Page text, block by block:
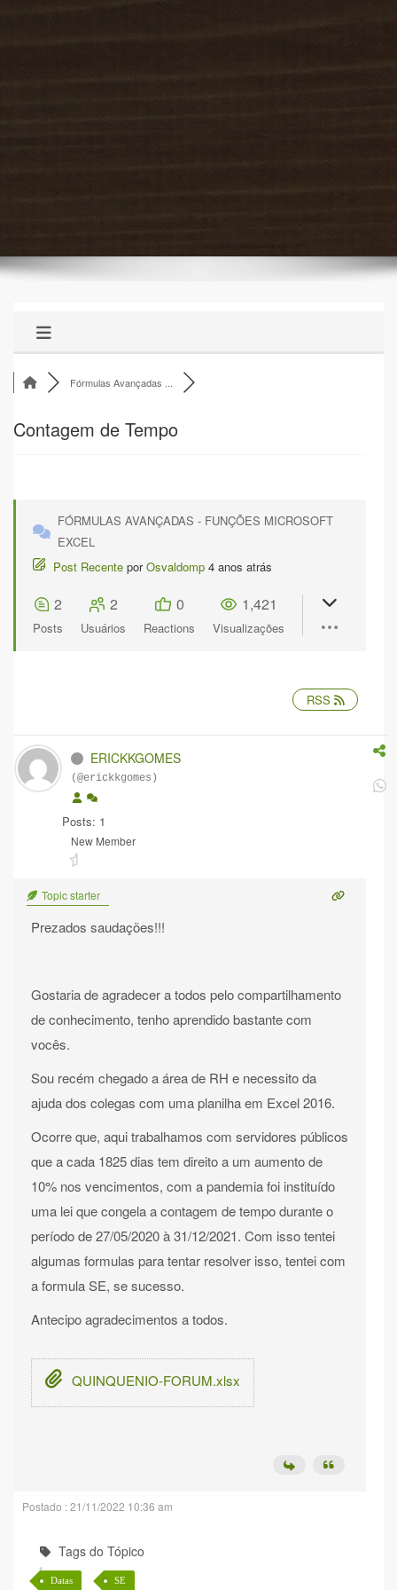
Fórmulas Avançadas ...
Contagem de Tempo
FÓRMULAS AVANÇADAS - FUNÇÕES MICROSOFT
EXCEL
Post Recente por Osvaldomp 4 anos atrás
2
Posts
2
Usuários
0
Reactions
1,421
Visualizações
RSS
ERICKKGOMES
(@erickkgomes)
Posts: 1
New Member
Topic starter
Prezados saudações!!!
Gostaria de agradecer a todos pelo compartilhamento
de conhecimento, tenho aprendido bastante com
vocês.
Sou recém chegado a área de RH e necessito da
ajuda dos colegas com uma planilha em Excel 2016.
Ocorre que, aqui trabalhamos com servidores públicos
que a cada 1825 dias tem direito a um aumento de
10% nos vencimentos, com a pandemia foi instituído
uma lei que congela a contagem de tempo durante o
período de 27/05/2020 à 31/12/2021. Com isso tentei
algumas formulas para tentar resolver isso, tentei com
a formula SE, se sucesso.
Antecipo agradecimentos a todos.
QUINQUENIO-FORUM.xlsx
Postado : 21/11/2022 10:36 am
Tags do Tópico
Datas SE